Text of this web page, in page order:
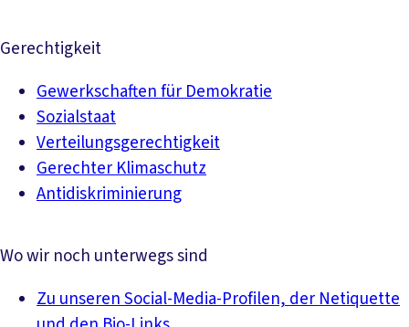
Gerechtigkeit
Gewerkschaften für Demokratie
Sozialstaat
Verteilungsgerechtigkeit
Gerechter Klimaschutz
Antidiskriminierung
Wo wir noch unterwegs sind
Zu unseren Social-Media-Profilen, der Netiquette